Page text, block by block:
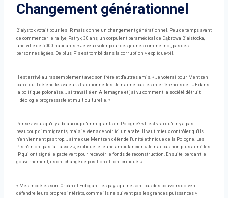
Changement générationnel
Białystok votait pour les IP, mais donne un changement générationnel. Peu de temps avant
de commencer le rallye, Patryk, 30 ans, un corpulent paramédical de Dąbrowa Białstocka,
une ville de 5 000 habitants. « Je veux voter pour des jeunes comme moi, pas des
personnes âgées. De plus, Pis est tombé dans la corruption », explique-t-il.
Il est arrivé au rassemblement avec son frère et d'autres amis. « Je voterai pour Mentzen
parce qu'il défend les valeurs traditionnelles. Je n'aime pas les interférences de l'UE dans
la politique polonaise. J'ai travaillé en Allemagne et j'ai vu comment la société détruit
l'idéologie progressiste et multiculturelle. »
Pensez-vous qu'il y a beaucoup d'immigrants en Pologne? « Il est vrai qu'il n'y a pas
beaucoup d'immigrants, mais je viens de voir ici un arabe. Il vaut mieux contrôler qu'ils
n'en viennent pas trop. J'aime que Mentzen défende l'unité ethnique de la Pologne. Les
Pis n'en ont pas fait assez », explique le jeune ambulancier. « Je n'ai pas non plus aimé les
IP qui ont signé le pacte vert pour recevoir le fonds de reconstruction. Ensuite, perdant le
gouvernement, ils ont changé de position et l'ont critiqué. »
« Mes modèles sont Orbán et Erdogan. Les pays qui ne sont pas des pouvoirs doivent
défendre leurs propres intérêts, comme ils ne suivent pas les grandes puissances »,